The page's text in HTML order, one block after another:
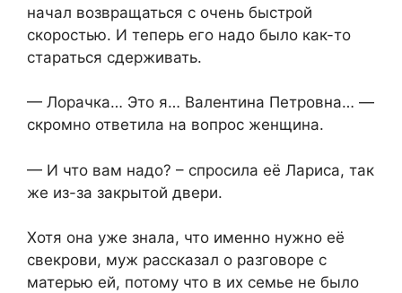
начал возвращаться с очень быстрой
скоростью. И теперь его надо было как-то
стараться сдерживать.
— Лорачка… Это я… Валентина Петровна… —
скромно ответила на вопрос женщина.
— И что вам надо? – спросила её Лариса, так
же из-за закрытой двери.
Хотя она уже знала, что именно нужно её
свекрови, муж рассказал о разговоре с
матерью ей, потому что в их семье не было